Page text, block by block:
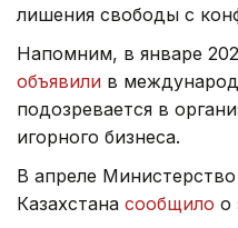
лишения свободы с
Напомним, в январе
объявили в
подозревается в
игорного бизнеса.
В апреле
Казахстана сообщило о